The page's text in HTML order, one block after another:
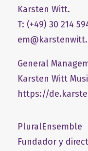
Karsten Witt.
T: (+49) 30 214
General
​Karsten Witt
https://
PluralEnsemble
Fundador y